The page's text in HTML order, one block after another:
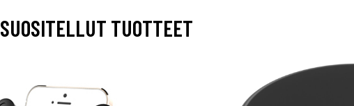
SUOSITELLUT TUOTTEET